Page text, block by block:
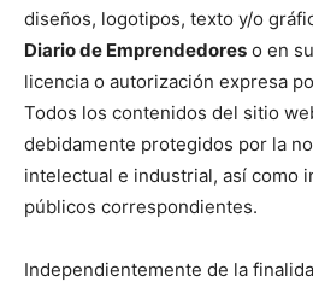
diseños, logotipos, texto y/o
Diario de Emprendedores o en
licencia o autorización expresa
Todos los contenidos del sitio
debidamente protegidos por la
intelectual e industrial, así como
públicos correspondientes.
Independientemente de la